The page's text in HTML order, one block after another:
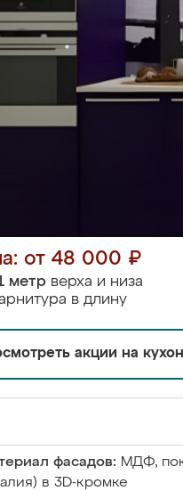
от 48 000 ₽
метрверха и низа
в длину
акции на
фасадов: МДФ,
в 3D-кромке